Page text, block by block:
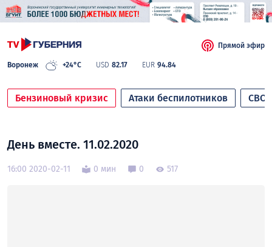
Воронеж +24°C USD 82.17 EUR 94.84
Прямой эфир
Бензиновый кризис Атаки беспилотников СВО
День вместе. 11.02.2020
16:00 2020-02-11 0 мин 0 517